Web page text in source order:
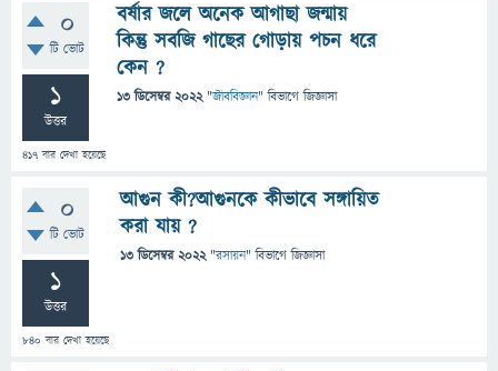
0
টি ভোট
1
উত্তর
417 বার দেখা হয়েছে
বর্ষার জলে অনেক আগাছা জন্মায়
কিন্তু সবজি গাছের গোড়ায় পচন ধরে
কেন ?
13 ডিসেম্বর 2022 "জীববিজ্ঞান" বিভাগে জিজ্ঞাসা
0
টি ভোট
1
উত্তর
840 বার দেখা হয়েছে
আগুন কী?আগুনকে কীভাবে সঙ্গায়িত
করা যায় ?
13 ডিসেম্বর 2022 "রসায়ন" বিভাগে জিজ্ঞাসা